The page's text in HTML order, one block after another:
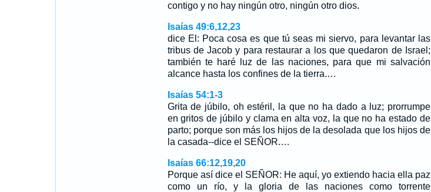
contigo y no hay ningún otro, ningún otro dios.
Isaías 49:6,12,23
dice El: Poca cosa es que tú seas mi siervo, para levantar las
tribus de Jacob y para restaurar a los que quedaron de Israel;
también te haré luz de las naciones, para que mi salvación
alcance hasta los confines de la tierra.…
Isaías 54:1-3
Grita de júbilo, oh estéril, la que no ha dado a luz; prorrumpe
en gritos de júbilo y clama en alta voz, la que no ha estado de
parto; porque son más los hijos de la desolada que los hijos de
la casada--dice el SEÑOR.…
Isaías 66:12,19,20
Porque así dice el SEÑOR: He aquí, yo extiendo hacia ella paz
como un río, y la gloria de las naciones como torrente